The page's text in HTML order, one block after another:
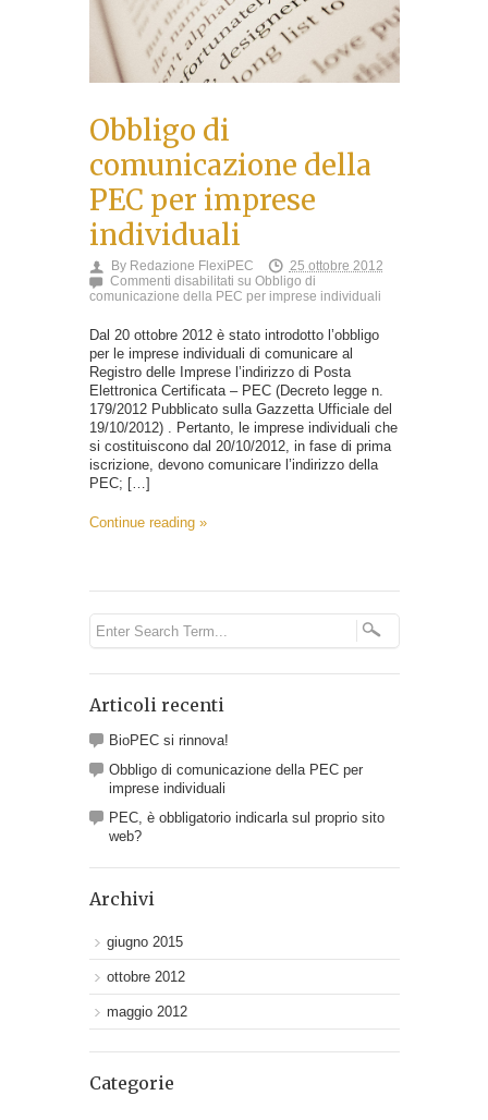
Obbligo di
comunicazione della
PEC per imprese
individuali
By Redazione FlexiPEC
25 ottobre 2012
Commenti disabilitati su Obbligo di
comunicazione della PEC per imprese individuali
Dal 20 ottobre 2012 è stato introdotto l’obbligo
per le imprese individuali di comunicare al
Registro delle Imprese l’indirizzo di Posta
Elettronica Certificata – PEC (Decreto legge n.
179/2012 Pubblicato sulla Gazzetta Ufficiale del
19/10/2012) . Pertanto, le imprese individuali che
si costituiscono dal 20/10/2012, in fase di prima
iscrizione, devono comunicare l’indirizzo della
PEC; […]
Continue reading »
Articoli recenti
BioPEC si rinnova!
Obbligo di comunicazione della PEC per
imprese individuali
PEC, è obbligatorio indicarla sul proprio sito
web?
Archivi
giugno 2015
ottobre 2012
maggio 2012
Categorie